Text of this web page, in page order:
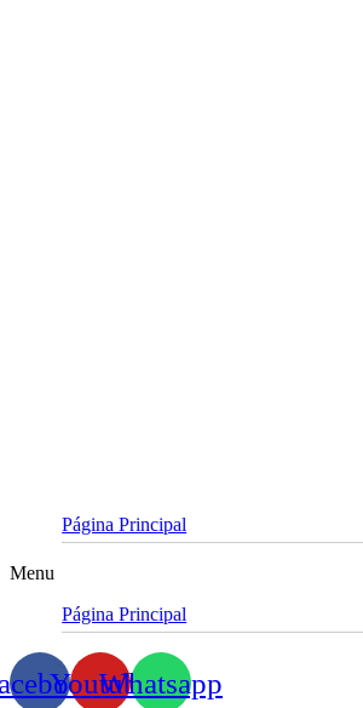
Página Principal
Menu
Página Principal
YoutubeWhatsapp